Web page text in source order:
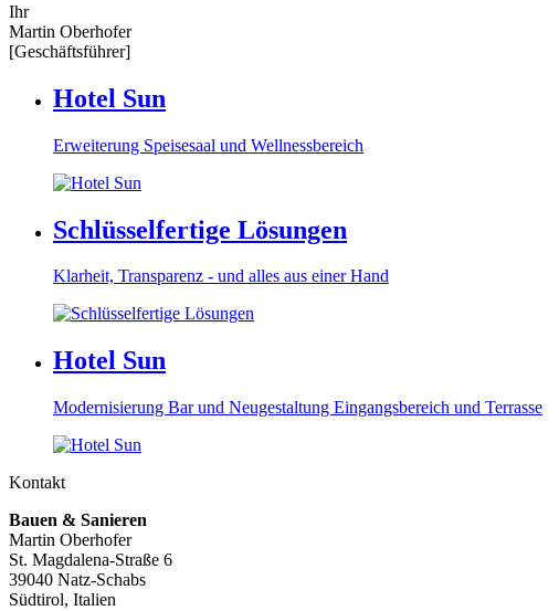
Ihr
Martin Oberhofer
[Geschäftsführer]
Hotel Sun
Erweiterung Speisesaal und Wellnessbereich
Schlüsselfertige Lösungen
Klarheit, Transparenz - und alles aus einer Hand
Hotel Sun
Modernisierung Bar und Neugestaltung Eingangsbereich und Terrasse
Kontakt
Bauen & Sanieren
Martin Oberhofer
St. Magdalena-Straße 6
39040 Natz-Schabs
Südtirol, Italien